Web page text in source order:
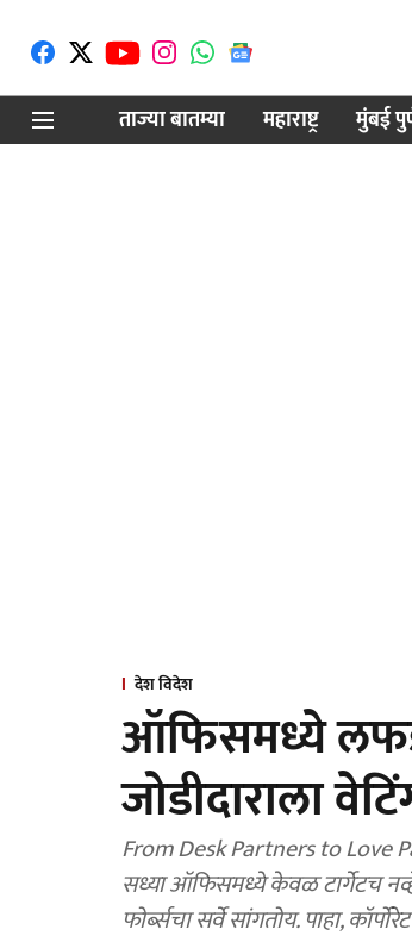
ताज्या बातम्या
महाराष्ट्र मुंबई
देश विदेश
ऑफिसमध्ये
जोडीदाराला
From Desk Partners to Love
सध्या ऑफिसमध्ये केवळ टार्गेटच
फोर्ब्सचा सर्वे सांगतोय. पाहा,